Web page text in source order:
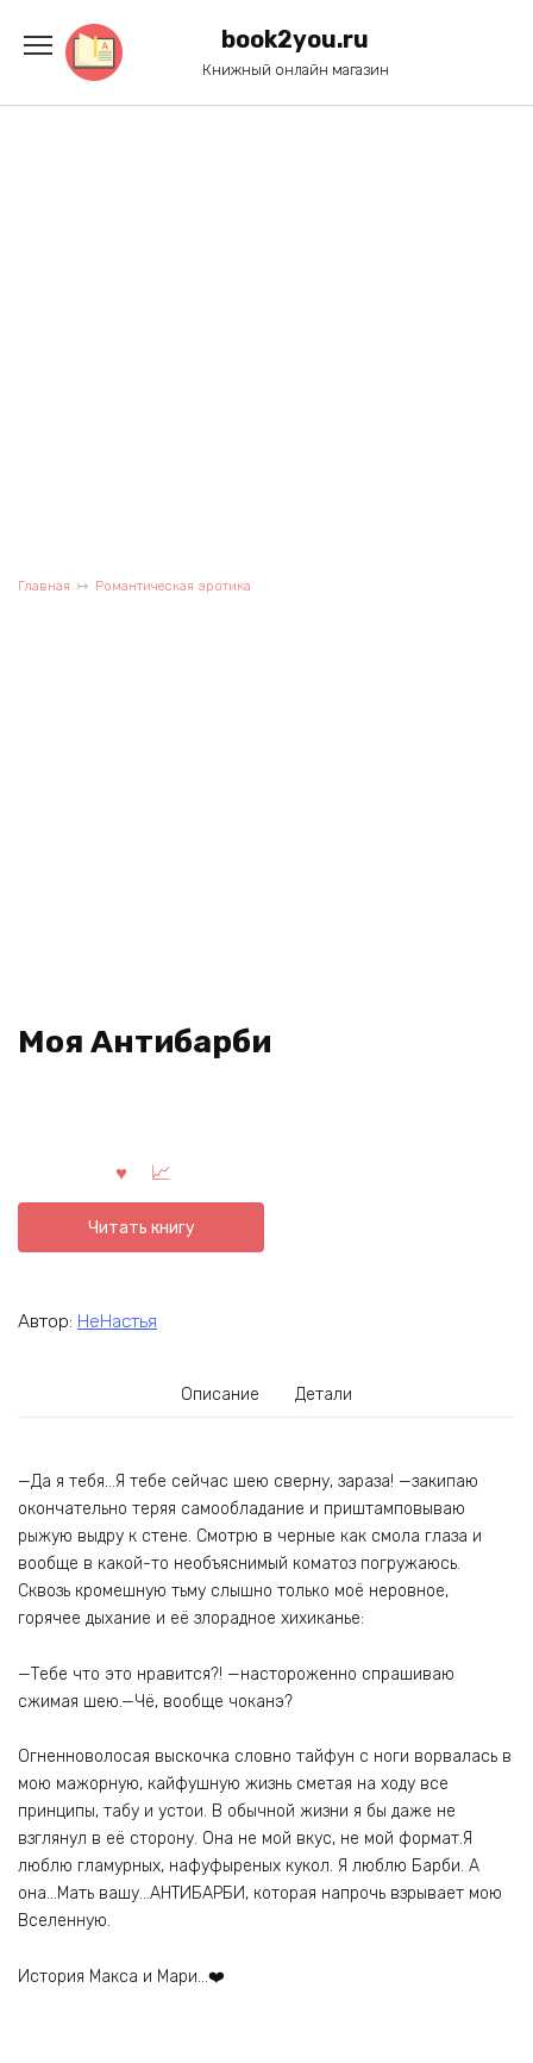
содержанию
book2you.ru
Книжный онлайн магазин
Главная Романтическая эротика
Моя Антибарби
Читать книгу
Автор: НеНастья
Описание Детали
—Да я тебя…Я тебе сейчас шею сверну, зараза! —закипаю
окончательно теряя самообладание и приштамповываю
рыжую выдру к стене. Смотрю в черные как смола глаза и
вообще в какой-то необъяснимый коматоз погружаюсь.
Сквозь кромешную тьму слышно только моё неровное,
горячее дыхание и её злорадное хихиканье:
—Тебе что это нравится?! —настороженно спрашиваю
сжимая шею.—Чё, вообще чоканэ?
Огненноволосая выскочка словно тайфун с ноги ворвалась в
мою мажорную, кайфушную жизнь сметая на ходу все
принципы, табу и устои. В обычной жизни я бы даже не
взглянул в её сторону. Она не мой вкус, не мой формат.Я
люблю гламурных, нафуфыреных кукол. Я люблю Барби. А
она…Мать вашу…АНТИБАРБИ, которая напрочь взрывает мою
Вселенную.
История Макса и Мари…❤️